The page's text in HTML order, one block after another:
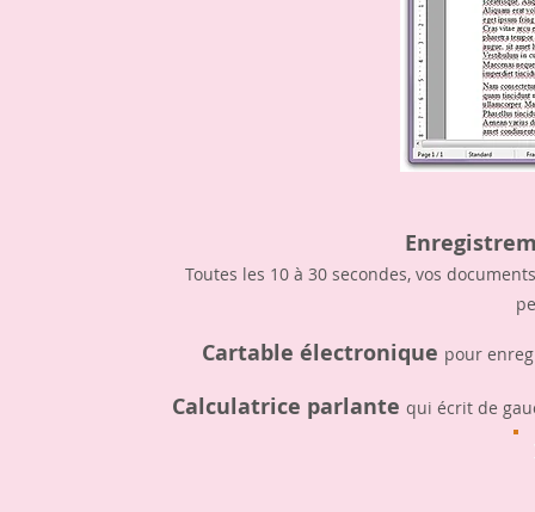
Toutes les 10 à 30 secondes, vos
Cartable électronique pour
Calculatrice parlante qui écrit de